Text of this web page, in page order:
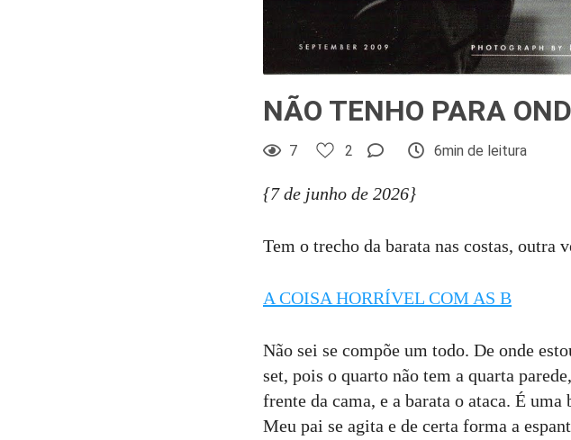
NÃO TENHO PARA
7 2 6min de leitura
{7 de junho de 2026}
Tem o trecho da barata nas costas, outra
A COISA HORRÍVEL COM AS B
Não sei se compõe um todo. De onde
set, pois o quarto não tem a quarta
frente da cama, e a barata o ataca. É
Meu pai se agita e de certa forma a